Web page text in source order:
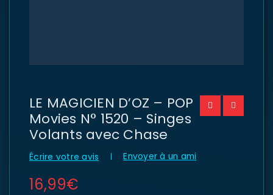
LE MAGICIEN D’OZ – POP
Movies N° 1520 – Singes
Volants avec Chase
Écrire votre avis Envoyer à un ami
16,99€